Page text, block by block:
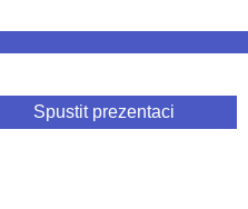
Spustit prezentaci